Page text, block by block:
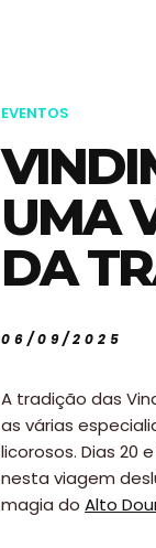
EVENTOS
UMA
DA
06/09/2025
A tradição das
as várias
licorosos. Dias 20
nesta viagem
magia doAlto